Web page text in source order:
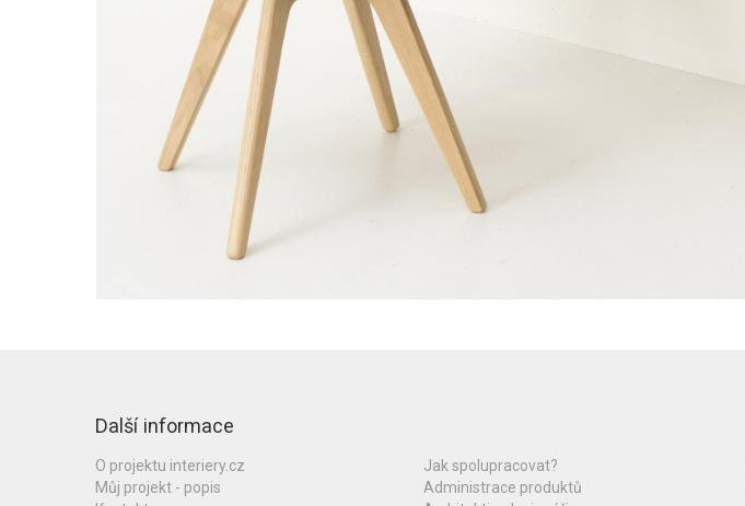
Další informace
O projektu interiery.cz
Můj projekt - popis
Jak spolupracovat?
Administrace produktů